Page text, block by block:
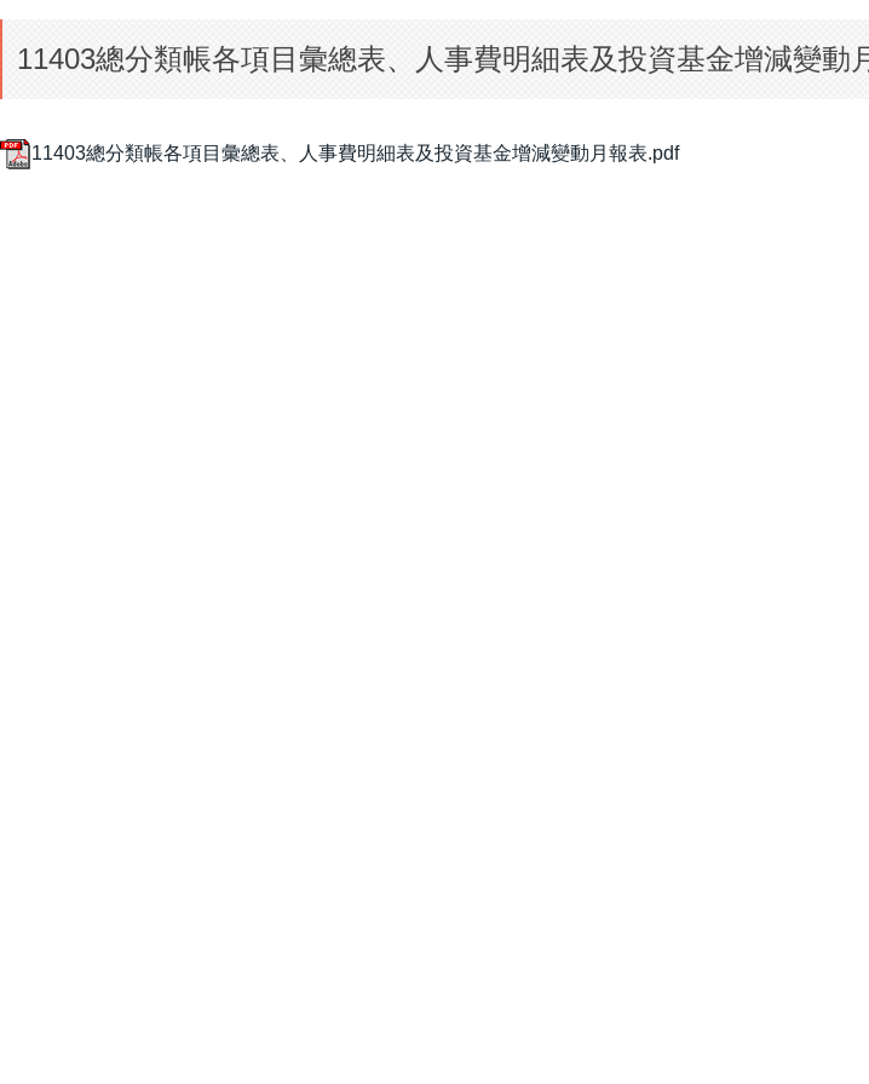
11403總分類帳各項目彙總表、人事費明細表及投資基金增減變動
11403總分類帳各項目彙總表、人事費明細表及投資基金增減變動月報表.pdf